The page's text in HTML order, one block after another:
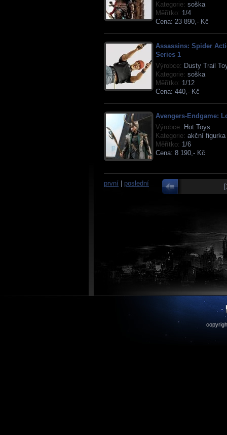
Kategorie: soška
Měřítko: 1/4
Cena: 23 890,- Kč
Assassins: Spider
Series 1
Výrobce: Dusty Trail
Kategorie: soška
Měřítko: 1/12
Cena: 440,- Kč
Avengers-Endgame:
Výrobce: Hot Toys
Kategorie: akční figurka
Měřítko: 1/6
Cena: 8 190,- Kč
první poslední [